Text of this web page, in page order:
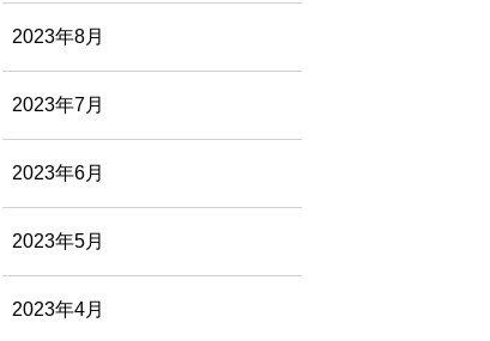
2023年8月
2023年7月
2023年6月
2023年5月
2023年4月